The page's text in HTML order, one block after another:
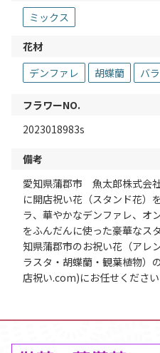
ミックス
花材
デンファレ
胡蝶蘭 バラ
フラワーNO.
2023018983s
備考
愛知県蒲郡市 魚太郎株式会
に開店祝い花（スタンド花）
ラ、華やかなデンファレ、オ
をふんだんに使った豪華なス
知県蒲郡市のお祝い花（アレ
ラスタ・胡蝶蘭・観葉植物）
店祝い.com)にお任せください